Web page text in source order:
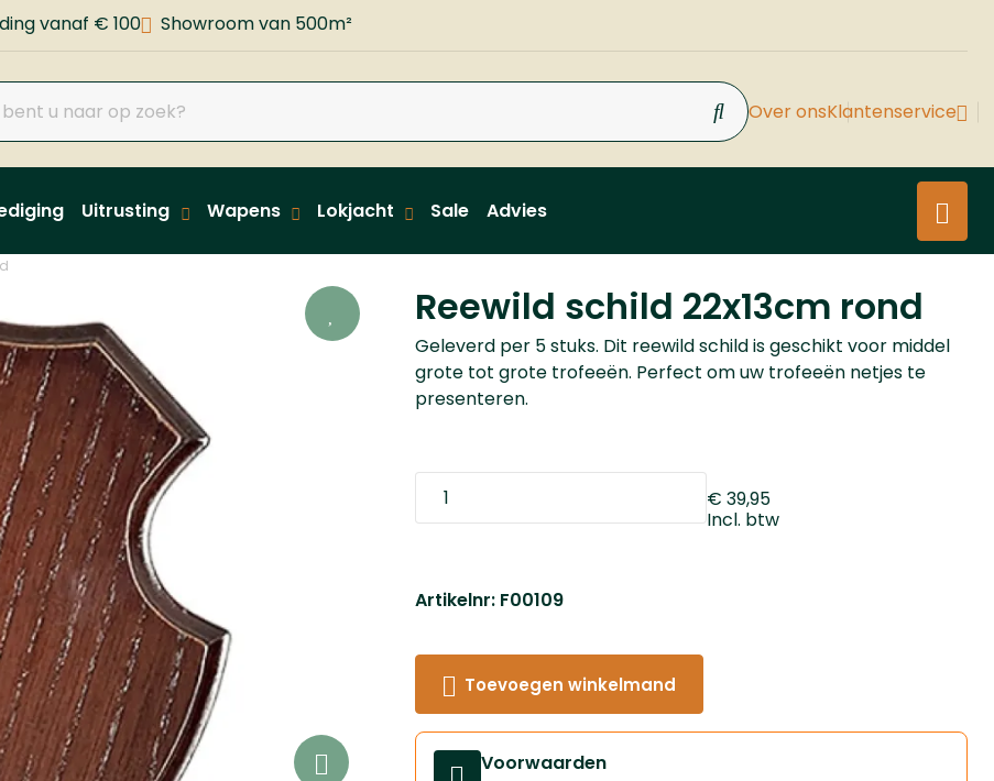
vanaf € 100 Showroom van 500m²
Over onsKlantenservice
Uitrusting Wapens Lokjacht Sale Advies
Reewild schild 22x13cm rond
Geleverd per 5 stuks. Dit reewild schild is geschikt voor middel
grote tot grote trofeeën. Perfect om uw trofeeën netjes te
presenteren.
€ 39,95
Incl. btw
Artikelnr: F00109
Toevoegen winkelmand
Voorwaarden